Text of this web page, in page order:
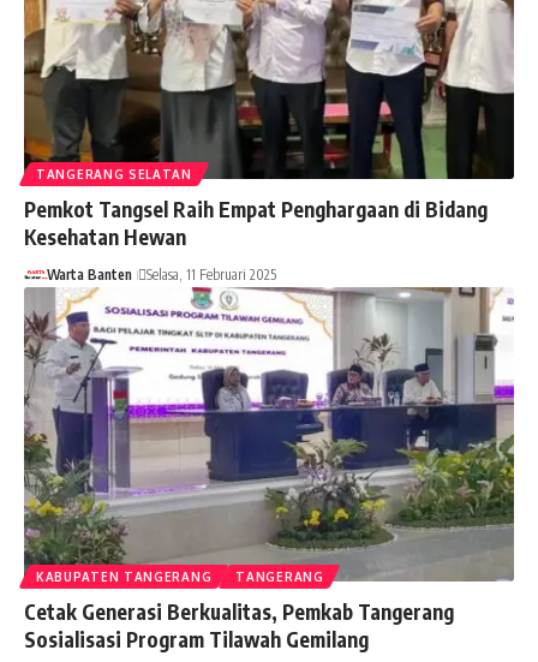
TANGERANG SELATAN
Pemkot Tangsel Raih Empat Penghargaan di Bidang
Kesehatan Hewan
Warta Banten Selasa, 11 Februari 2025
KABUPATEN TANGERANG TANGERANG
Cetak Generasi Berkualitas, Pemkab Tangerang
Sosialisasi Program Tilawah Gemilang